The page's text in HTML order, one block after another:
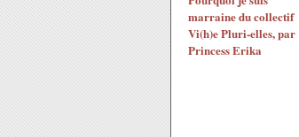
marraine du collectif
Vi(h)e Pluri-elles, par
Princess Erika